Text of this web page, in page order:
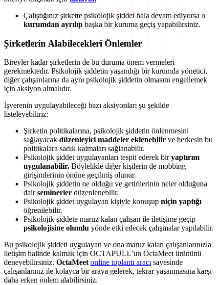
Çalıştığınız şirkette psikolojik şiddet hala devam ediyorsa o
kurumdan ayrılıp başka bir kuruma geçiş yapabilirsiniz.
Şirketlerin Alabilecekleri Önlemler
Bireyler kadar şirketlerin de bu duruma önem vermeleri
gerekmektedir. Psikolojik şiddetin yaşandığı bir kurumda yönetici,
diğer çalışanlarına da aynı psikolojik şiddetin olmasını engellemek
için aksiyon almalıdır.
İşverenin uygulayabileceği bazı aksiyonları şu şekilde
listeleyebiliriz:
Şirketin politikalarına, psikolojik şiddetin önlenmesini
sağlayacak düzenleyici maddeler eklenebilir ve herkesin bu
politikalara sadık kalmaları sağlanabilir.
Psikolojik şiddet uygulayanları tespit ederek biryaptırım
uygulanabilir. Böylelikle diğer kişilerin de mobbing
girişimlerinin önüne geçilmiş olunur.
Psikolojik şiddetin ne olduğu ve getirilerinin neler olduğuna
dairseminerler düzenlenebilir.
Psikolojik şiddet uygulayan kişiyle konuşup niçin yaptığı
öğrenilebilir.
Psikolojik şiddete maruz kalan çalışan ile iletişime geçip
psikolojisine olumlu yönde etki edecek çalışmalar yapılabilir.
Bu psikolojik şiddeti uygulayan ve ona maruz kalan çalışanlarınızla
iletişim halinde kalmak için OCTAPULL’un OctaMeet ürününü
deneyebilirsiniz. OctaMeet online toplantı aracı sayesinde
çalışanlarınız ile kolayca bir araya gelerek, tekrar yaşanmasına karşı
daha erken önlem alabilirsiniz.